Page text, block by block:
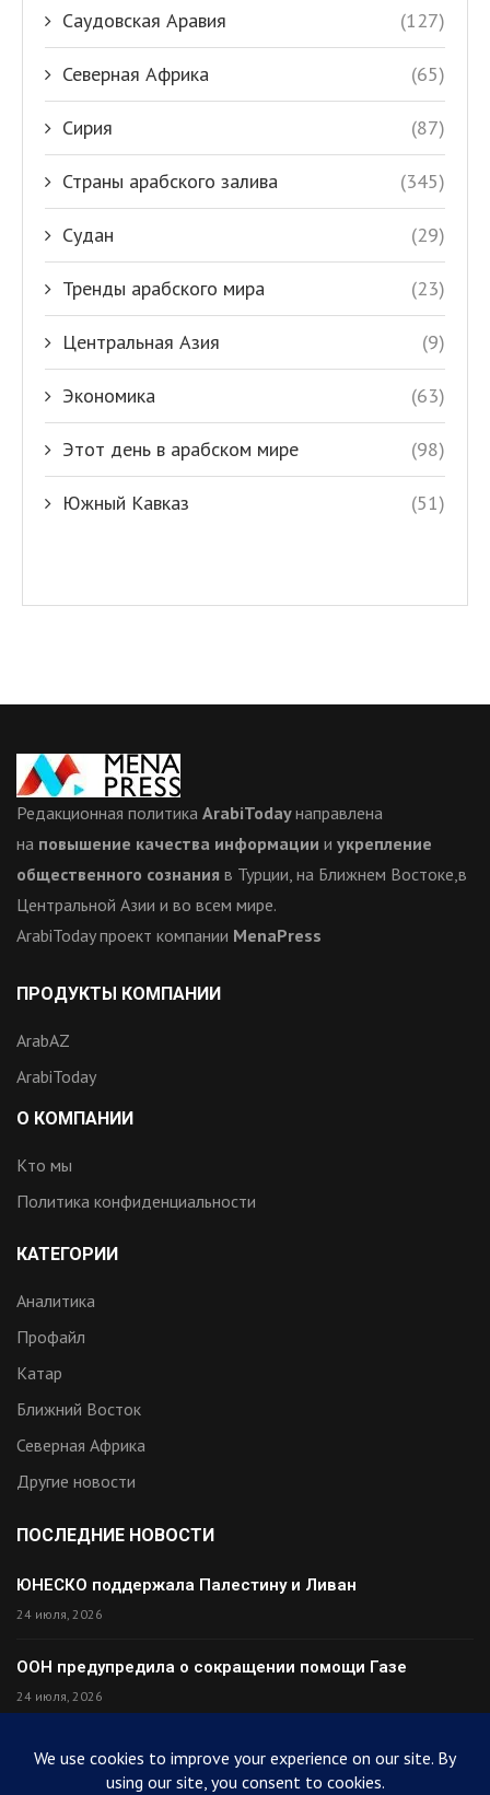
Саудовская Аравия (127)
Северная Африка (65)
Сирия (87)
Страны арабского залива (345)
Судан (29)
Тренды арабского мира (23)
Центральная Азия (9)
Экономика (63)
Этот день в арабском мире (98)
Южный Кавказ (51)
Редакционная политика ArabiTodayнаправлена
на повышение качества информации и укрепление
общественного сознания в Турции, на Ближнем Востоке,в
Центральной Азии и во всем мире.
ArabiToday проект компании MenaPress
ПРОДУКТЫ КОМПАНИИ
ArabAZ
ArabiToday
О КОМПАНИИ
Кто мы
Политика конфиденциальности
КАТЕГОРИИ
Аналитика
Профайл
Катар
Ближний Восток
Северная Африка
Другие новости
ПОСЛЕДНИЕ НОВОСТИ
ЮНЕСКО поддержала Палестину и Ливан
24 июля, 2026
ООН предупредила о сокращении помощи Газе
24 июля, 2026
Премьер Ирака прибыл в Тегеран с миром